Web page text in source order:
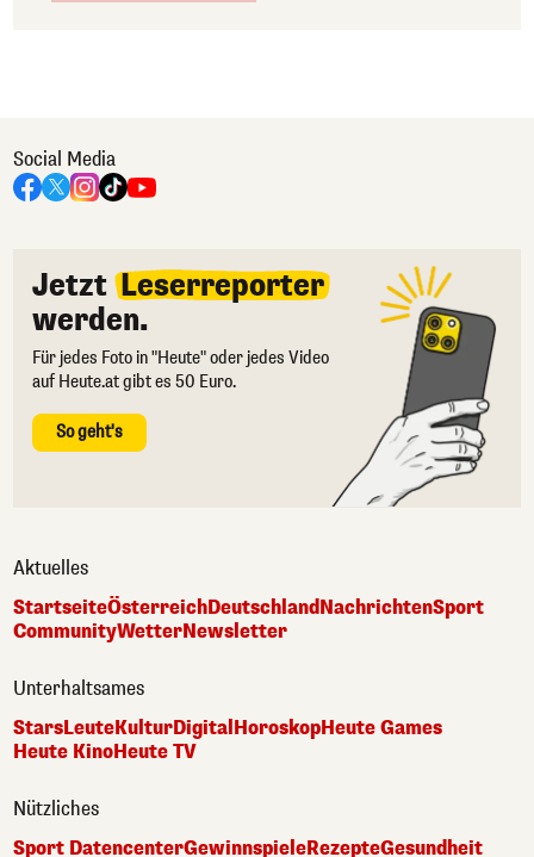
Social Media
Jetzt Leserreporter
werden.
Für jedes Foto in "Heute" oder jedes Video
auf Heute.at gibt es 50 Euro.
So geht's
Aktuelles
StartseiteÖsterreichDeutschlandNachrichtenSport
CommunityWetterNewsletter
Unterhaltsames
StarsLeuteKulturDigital HoroskopHeute Games
Heute KinoHeute TV
Nützliches
Sport DatencenterGewinnspieleRezepteGesundheit